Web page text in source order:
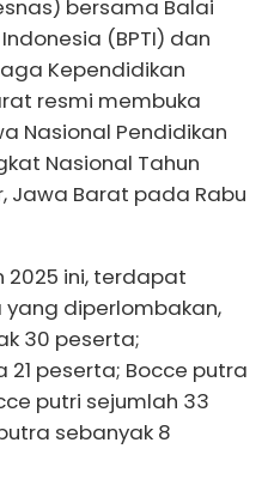
bersama Balai
(BPTI) dan
Kependidikan
resmi membuka
Nasional Pendidikan
Nasional Tahun
Jawa Barat pada Rabu
2025 ini, terdapat
diperlombakan,
30 peserta;
peserta; Bocce putra
putri sejumlah 33
sebanyak 8